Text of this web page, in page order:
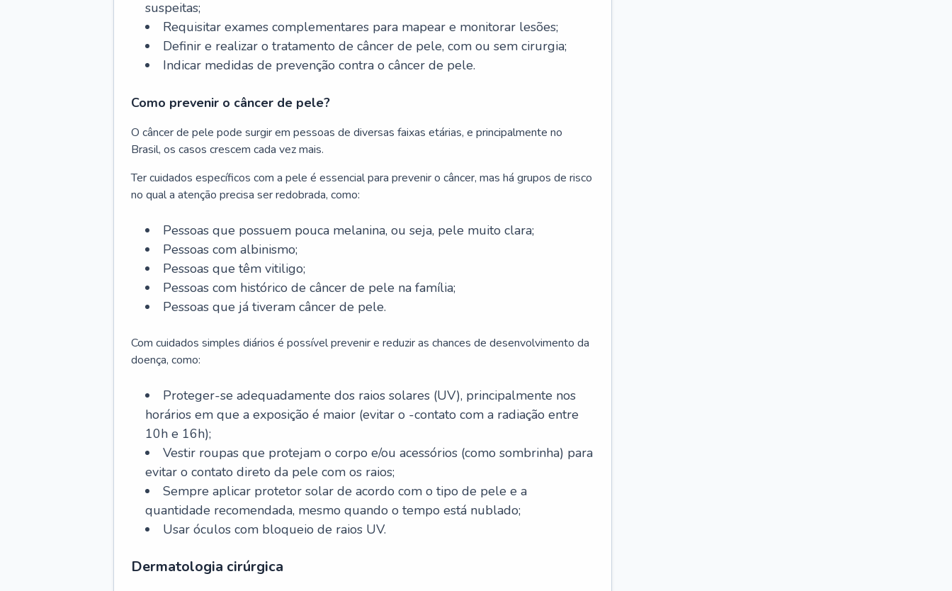
suspeitas;
Requisitar exames complementares para mapear e monitorar lesões;
Definir e realizar o tratamento de câncer de pele, com ou sem cirurgia;
Indicar medidas de prevenção contra o câncer de pele.
Como prevenir o câncer de pele?
O câncer de pele pode surgir em pessoas de diversas faixas etárias, e principalmente no
Brasil, os casos crescem cada vez mais.
Ter cuidados específicos com a pele é essencial para prevenir o câncer, mas há grupos de risco
no qual a atenção precisa ser redobrada, como:
Pessoas que possuem pouca melanina, ou seja, pele muito clara;
Pessoas com albinismo;
Pessoas que têm vitiligo;
Pessoas com histórico de câncer de pele na família;
Pessoas que já tiveram câncer de pele.
Com cuidados simples diários é possível prevenir e reduzir as chances de desenvolvimento da
doença, como:
Proteger-se adequadamente dos raios solares (UV), principalmente nos
horários em que a exposição é maior (evitar o -contato com a radiação entre
10h e 16h);
Vestir roupas que protejam o corpo e/ou acessórios (como sombrinha) para
evitar o contato direto da pele com os raios;
Sempre aplicar protetor solar de acordo com o tipo de pele e a
quantidade recomendada, mesmo quando o tempo está nublado;
Usar óculos com bloqueio de raios UV.
Dermatologia cirúrgica